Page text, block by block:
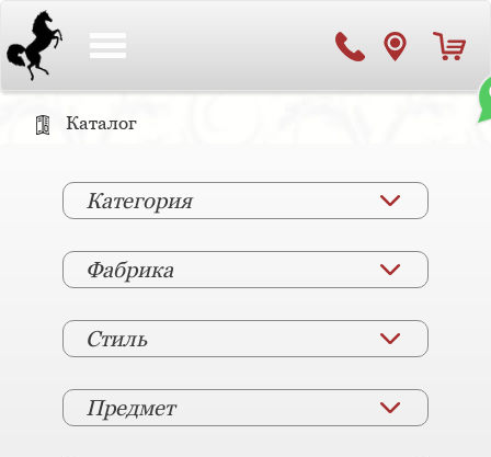
Каталог
Категория
Фабрика
Стиль
Предмет